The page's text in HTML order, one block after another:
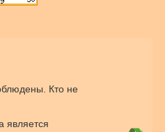
Кто не
является